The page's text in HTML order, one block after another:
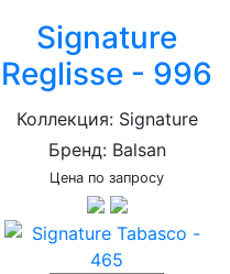
Signature
Reglisse - 996
Коллекция: Signature
Бренд: Balsan
Цена по запросу